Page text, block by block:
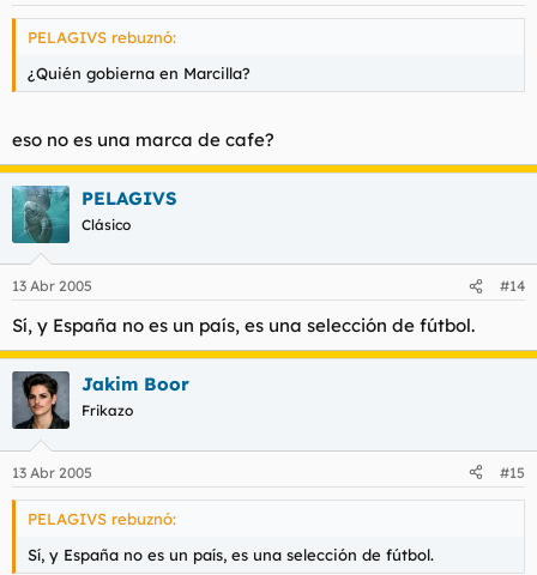
PELAGIVS rebuznó:
¿Quién gobierna en Marcilla?
eso no es una marca de cafe?
PELAGIVS
Clásico
13 Abr 2005 #14
Sí, y España no es un país, es una selección de fútbol.
Jakim Boor
Frikazo
13 Abr 2005 #15
PELAGIVS rebuznó:
Sí, y España no es un país, es una selección de fútbol.